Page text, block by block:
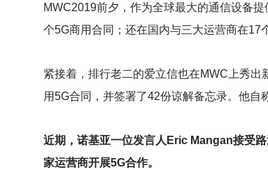
MWC2019前夕，作为全球最大的通信设备
个5G商用合同；还在国内与三大运营商在17
紧接着，排行老二的爱立信也在MWC上秀
用5G合同，并签署了42份谅解备忘录。他自
近期，诺基亚一位发言人Eric Mangan接受
家运营商开展5G合作。